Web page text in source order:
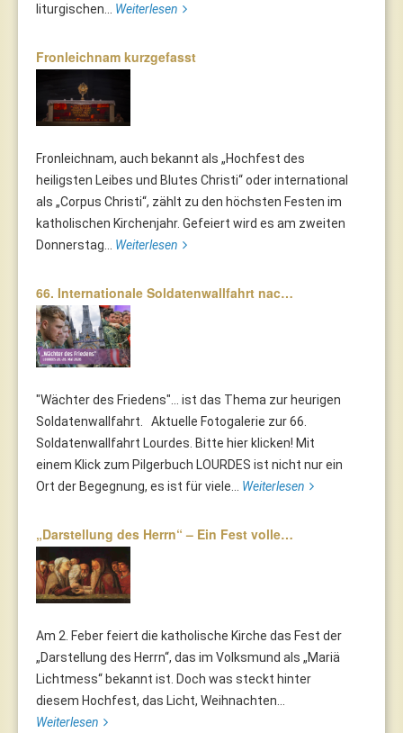
liturgischen... Weiterlesen
Fronleichnam kurzgefasst
Fronleichnam, auch bekannt als „Hochfest des
heiligsten Leibes und Blutes Christi“ oder international
als „Corpus Christi“, zählt zu den höchsten Festen im
katholischen Kirchenjahr. Gefeiert wird es am zweiten
Donnerstag... Weiterlesen
66. Internationale Soldatenwallfahrt nac…
"Wächter des Friedens"... ist das Thema zur heurigen
Soldatenwallfahrt. Aktuelle Fotogalerie zur 66.
Soldatenwallfahrt Lourdes. Bitte hier klicken! Mit
einem Klick zum Pilgerbuch LOURDES ist nicht nur ein
Ort der Begegnung, es ist für viele... Weiterlesen
„Darstellung des Herrn“ – Ein Fest volle…
Am 2. Feber feiert die katholische Kirche das Fest der
„Darstellung des Herrn“, das im Volksmund als „Mariä
Lichtmess“ bekannt ist. Doch was steckt hinter
diesem Hochfest, das Licht, Weihnachten...
Weiterlesen